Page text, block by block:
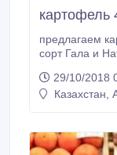
картофель
предлагаем
сорт Гала и
+77784607468
29/10/2018
Казахстан,